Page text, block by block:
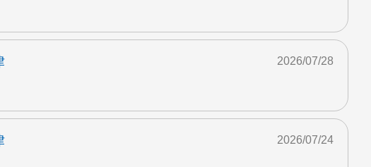
2026/07/28
2026/07/24